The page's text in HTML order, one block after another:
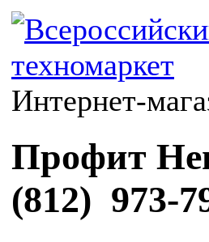
Интернет-
Профит
(812) 973-